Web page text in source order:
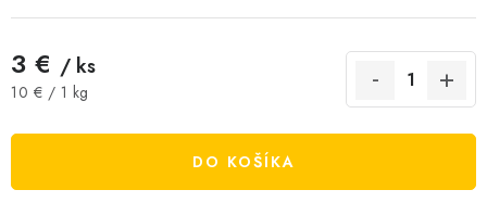
Kamenná predajňa
Napísali o nás
Kontakty
Doprava a platba
Najčastejšie otázky FAQ
Obchodné podmienky
3 € / ks
Jednotková cena:
10 € / 1 kg
DO KOŠÍKA